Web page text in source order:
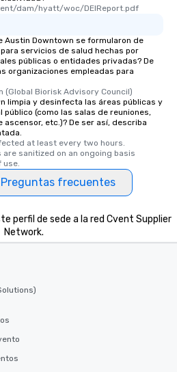
dam/hyatt/woc/DEIReport.pdf
Austin Downtown se formularon de
servicios de salud hechas por
públicas o entidades privadas? De
organizaciones empleadas para
(Global Biorisk Advisory Council)
limpia y desinfecta las áreas públicas y
(como las salas de reuniones,
etc.)? De ser así, describa
at least every two hours.
sanitized on an ongoing basis
use.
Preguntas frecuentes
perfil de sede a la red Cvent Supplier
Network.